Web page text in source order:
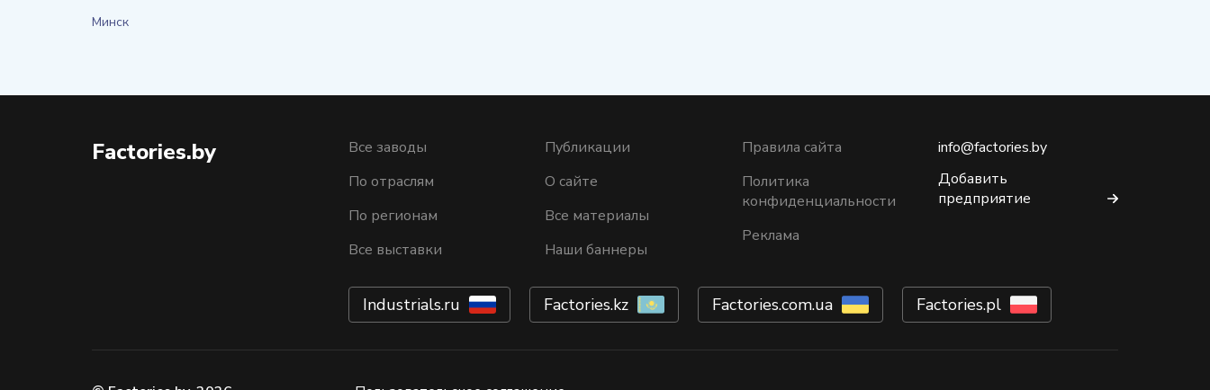
Минск
Factories.by
Все заводы
По отраслям
По регионам
Все выставки
Публикации
О сайте
Все материалы
Наши баннеры
Правила сайта
Политика
конфиденциальности
Реклама
info@factories.by
Добавить
предприятие
Industrials.ru Factories.kz Factories.com.ua Factories.pl